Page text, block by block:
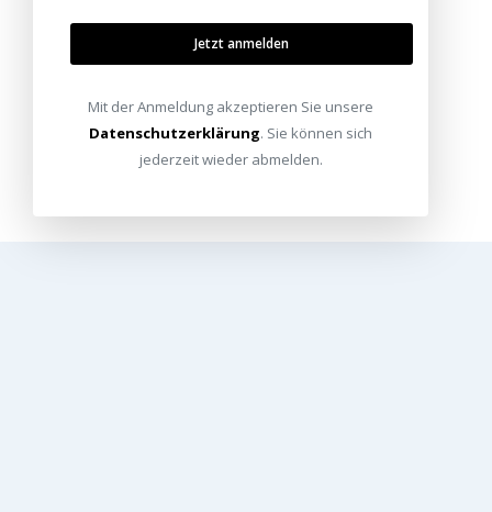
Jetzt anmelden
Mit der Anmeldung akzeptieren Sie unsere
Datenschutzerklärung. Sie können sich
jederzeit wieder abmelden.